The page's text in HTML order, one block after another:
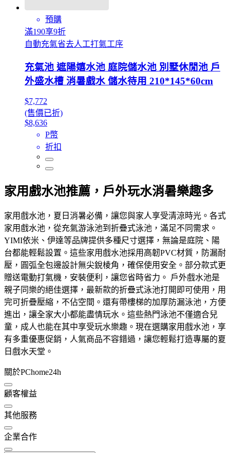
預購
滿190享9折
自動充氣省去人工打氣工序
充氣池 遮陽嬉水池 庭院儲水池 別墅休閒池 戶
外盛水槽 消暑戲水 儲水待用 210*145*60cm
$7,772
(售價已折)
$8,636
P幣
折扣
家用戲水池推薦，戶外玩水消暑樂趣多
家用戲水池，夏日消暑必備，讓您與家人享受清涼時光。各式
家用戲水池，從充氣游泳池到折疊式泳池，滿足不同需求。
YIMI依米、伊達等品牌提供多種尺寸選擇，無論是庭院、陽
台都能輕鬆設置。這些家用戲水池採用高韌PVC材質，防漏耐
壓，圓弧全包邊設計無尖銳棱角，確保使用安全。部分款式更
贈送電動打氣機，安裝便利，讓您省時省力。 戶外戲水池是
親子同樂的絕佳選擇，最新款的折疊式泳池打開即可使用，用
完可折疊壓縮，不佔空間。還有帶樓梯的加厚防漏泳池，方便
進出，讓全家大小都能盡情玩水。這些熱門泳池不僅適合兒
童，成人也能在其中享受玩水樂趣。現在選購家用戲水池，享
有多重優惠促銷，人氣商品不容錯過，讓您輕鬆打造專屬的夏
日戲水天堂。
關於PChome24h
顧客權益
其他服務
企業合作